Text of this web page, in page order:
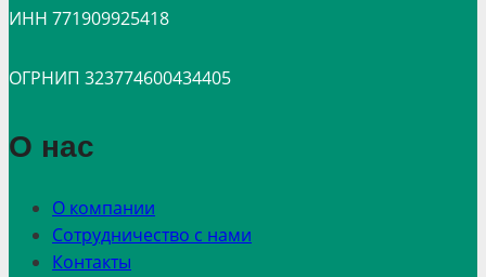
ИНН 771909925418
ОГРНИП 323774600434405
О нас
О компании
Сотрудничество с нами
Контакты